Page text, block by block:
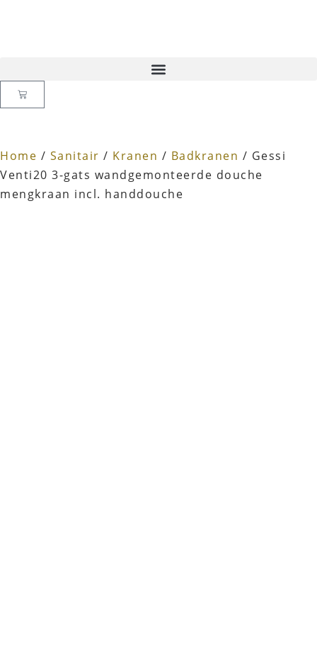
Home / Sanitair / Kranen / Badkranen / Gessi
Venti20 3-gats wandgemonteerde douche
mengkraan incl. handdouche